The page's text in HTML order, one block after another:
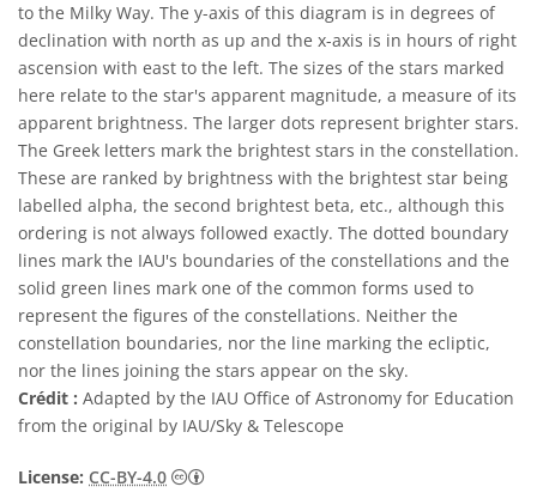
to the Milky Way. The y-axis of this diagram is in degrees of
declination with north as up and the x-axis is in hours of right
ascension with east to the left. The sizes of the stars marked
here relate to the star's apparent magnitude, a measure of its
apparent brightness. The larger dots represent brighter stars.
The Greek letters mark the brightest stars in the constellation.
These are ranked by brightness with the brightest star being
labelled alpha, the second brightest beta, etc., although this
ordering is not always followed exactly. The dotted boundary
lines mark the IAU's boundaries of the constellations and the
solid green lines mark one of the common forms used to
represent the figures of the constellations. Neither the
constellation boundaries, nor the line marking the ecliptic,
nor the lines joining the stars appear on the sky.
Crédit : Adapted by the IAU Office of Astronomy for Education
from the original by IAU/Sky & Telescope
License: CC-BY-4.0 Creative Commons (CC) Attribution 4.0